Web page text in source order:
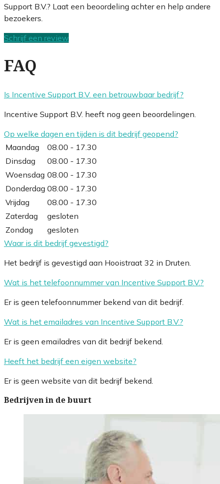
Support B.V.? Laat een beoordeling achter en help andere
bezoekers.
Schrijf een review
FAQ
Is Incentive Support B.V. een betrouwbaar bedrijf?
Incentive Support B.V. heeft nog geen beoordelingen.
Op welke dagen en tijden is dit bedrijf geopend?
Maandag
08.00 - 17.30
Dinsdag
08.00 - 17.30
Woensdag 08.00 - 17.30
Donderdag 08.00 - 17.30
Vrijdag
08.00 - 17.30
Zaterdag
gesloten
Zondag
gesloten
Waar is dit bedrijf gevestigd?
Het bedrijf is gevestigd aan Hooistraat 32 in Druten.
Wat is het telefoonnummer van Incentive Support B.V.?
Er is geen telefoonnummer bekend van dit bedrijf.
Wat is het emailadres van Incentive Support B.V.?
Er is geen emailadres van dit bedrijf bekend.
Heeft het bedrijf een eigen website?
Er is geen website van dit bedrijf bekend.
Bedrijven in de buurt